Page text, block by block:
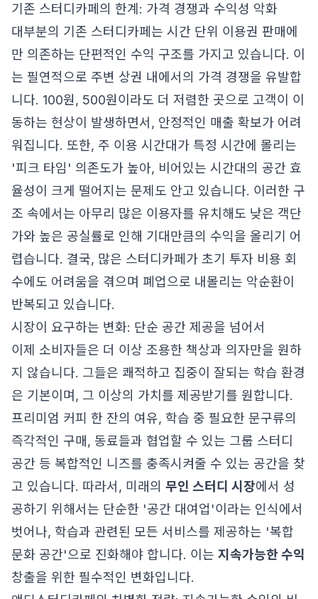
기존 스터디카페의 한계: 가격 경쟁과 수익성 악화
대부분의 기존 스터디카페는 시간 단위 이용권 판매에
만 의존하는 단편적인 수익 구조를 가지고 있습니다. 이
는 필연적으로 주변 상권 내에서의 가격 경쟁을 유발합
니다. 100원, 500원이라도 더 저렴한 곳으로 고객이 이
동하는 현상이 발생하면서, 안정적인 매출 확보가 어려
워집니다. 또한, 주 이용 시간대가 특정 시간에 몰리는
'피크 타임' 의존도가 높아, 비어있는 시간대의 공간 효
율성이 크게 떨어지는 문제도 안고 있습니다. 이러한 구
조 속에서는 아무리 많은 이용자를 유치해도 낮은 객단
가와 높은 공실률로 인해 기대만큼의 수익을 올리기 어
렵습니다. 결국, 많은 스터디카페가 초기 투자 비용 회
수에도 어려움을 겪으며 폐업으로 내몰리는 악순환이
반복되고 있습니다.
시장이 요구하는 변화: 단순 공간 제공을 넘어서
이제 소비자들은 더 이상 조용한 책상과 의자만을 원하
지 않습니다. 그들은 쾌적하고 집중이 잘되는 학습 환경
은 기본이며, 그 이상의 가치를 제공받기를 원합니다.
프리미엄 커피 한 잔의 여유, 학습 중 필요한 문구류의
즉각적인 구매, 동료들과 협업할 수 있는 그룹 스터디
공간 등 복합적인 니즈를 충족시켜줄 수 있는 공간을 찾
고 있습니다. 따라서, 미래의 무인 스터디 시장에서 성
공하기 위해서는 단순한 '공간 대여업'이라는 인식에서
벗어나, 학습과 관련된 모든 서비스를 제공하는 '복합
문화 공간'으로 진화해야 합니다. 이는 지속가능한 수익
창출을 위한 필수적인 변화입니다.